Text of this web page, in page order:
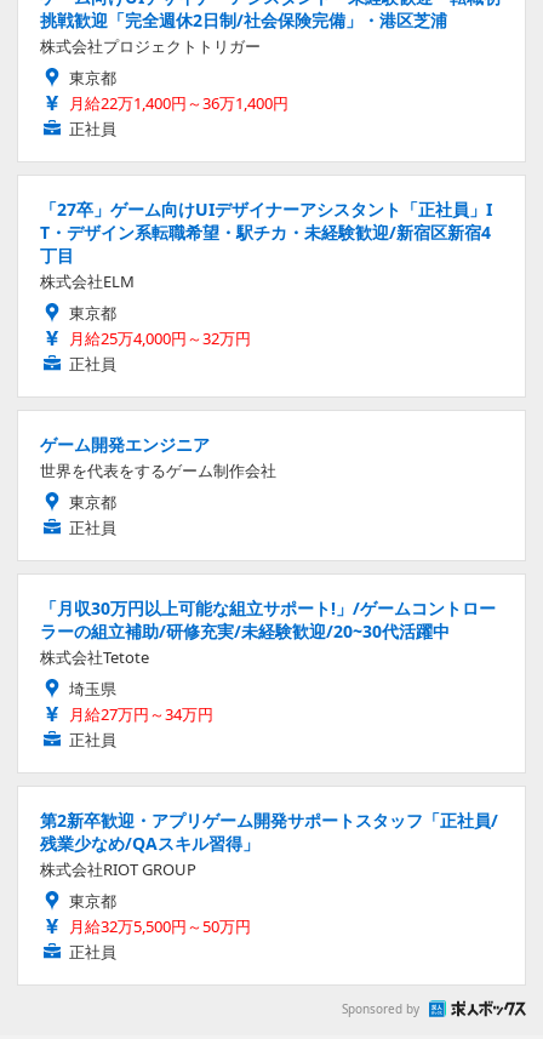
挑戦歓迎「完全週休2日制/社会保険完備」・港区芝浦
株式会社プロジェクトトリガー
東京都
月給22万1,400円～36万1,400円
正社員
「27卒」ゲーム向けUIデザイナーアシスタント「正社員」I
T・デザイン系転職希望・駅チカ・未経験歓迎/新宿区新宿4
丁目
株式会社ELM
東京都
月給25万4,000円～32万円
正社員
ゲーム開発エンジニア
世界を代表をするゲーム制作会社
東京都
正社員
「月収30万円以上可能な組立サポート!」/ゲームコントロー
ラーの組立補助/研修充実/未経験歓迎/20~30代活躍中
株式会社Tetote
埼玉県
月給27万円～34万円
正社員
第2新卒歓迎・アプリゲーム開発サポートスタッフ「正社員/
残業少なめ/QAスキル習得」
株式会社RIOT GROUP
東京都
月給32万5,500円～50万円
正社員
Sponsored by